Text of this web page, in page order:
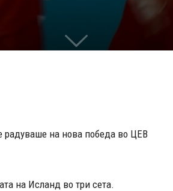
радуваше на нова победа во ЦЕВ
на Исланд во три сета.